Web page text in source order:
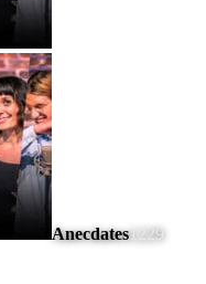
Anecdates1229